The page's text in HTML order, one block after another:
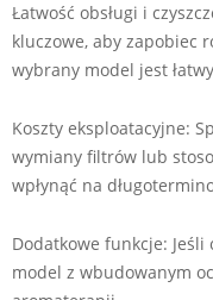
Łatwość obsługi i
kluczowe, aby zapobiec
wybrany model jest
Koszty eksploatacyjne:
wymiany filtrów lub
wpłynąć na
Dodatkowe funkcje:
model z wbudowanym